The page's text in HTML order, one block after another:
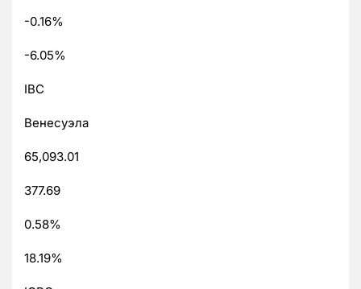
-0.16%
-6.05%
IBC
Венесуэла
65,093.01
377.69
0.58%
18.19%